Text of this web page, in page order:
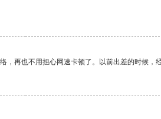
再也不用担心网速卡顿了。以前出差的时候，